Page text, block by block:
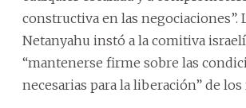
constructiva en las negociaciones”.
Netanyahu instó a la comitiva
“mantenerse firme sobre las
necesarias para la liberación” de los